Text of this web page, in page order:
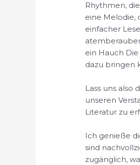
Rhythmen,
eine Melodie,
einfacher
ein Hauch
dazu bringen
Lass uns
unseren
Literatur zu
Ich genieße
sind
zugänglich,